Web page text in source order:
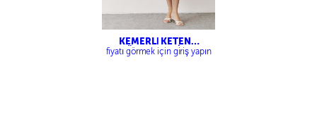
KEMERLİ KETEN
GÖMLEK ELBİSE
fiyatı görmek için giriş yapın